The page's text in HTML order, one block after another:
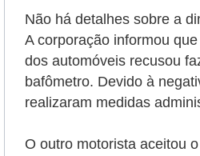
Não há detalhes sobre a
A corporação informou
dos automóveis recusou
bafômetro. Devido à
realizaram medidas
O outro motorista aceitou